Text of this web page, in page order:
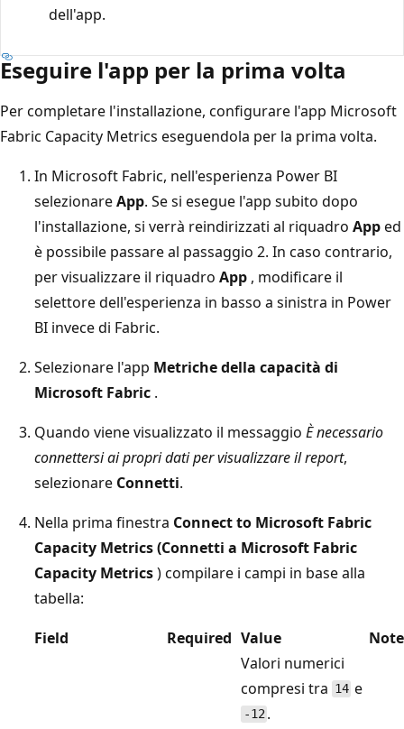
dell'app.
Eseguire l'app per la prima volta
Per completare l'installazione, configurare l'app Microsoft
Fabric Capacity Metrics eseguendola per la prima volta.
In Microsoft Fabric, nell'esperienza Power BI
selezionareApp. Se si esegue l'app subito dopo
l'installazione, si verrà reindirizzati al riquadro Apped
è possibile passare al passaggio 2. In caso contrario,
per visualizzare il riquadro App , modificare il
selettore dell'esperienza in basso a sinistra in Power
BI invece di Fabric.
Selezionare l'app Metriche della capacità di
Microsoft Fabric .
Quando viene visualizzato il messaggio È necessario
connettersi ai propri dati per visualizzare il report,
selezionare Connetti.
Nella prima finestra Connect to Microsoft Fabric
Capacity Metrics (Connetti a Microsoft Fabric
Capacity Metrics) compilare i campi in base alla
tabella:
Field
Required Value
Valori numerici
compresi tra 14 e
-12 .